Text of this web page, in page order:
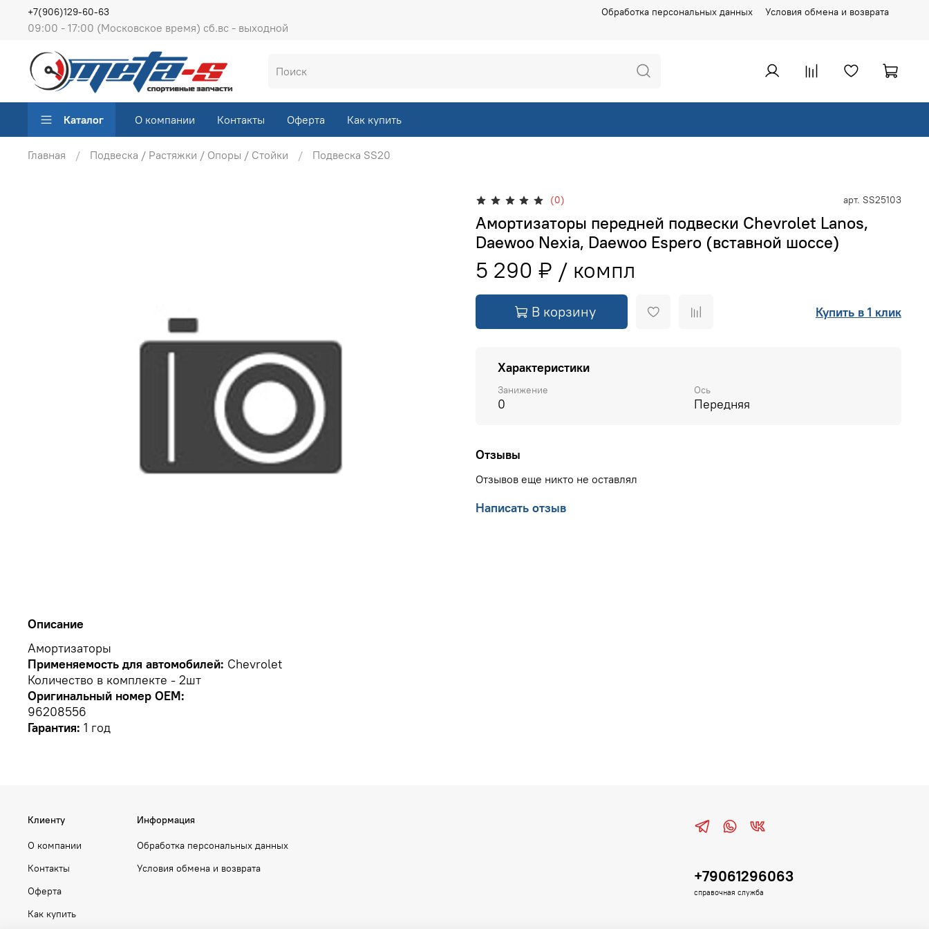
Обработка персональных данных Условия обмена и возврата
09:00 - 17:00 (Московское время) сб.вс - выходной
+7(906)129-60-63
Каталог О компании Контакты Оферта Как купить
Главная Подвеска / Растяжки / Опоры / Стойки Подвеска SS20
(0) арт. SS25103
Амортизаторы передней подвески Chevrolet Lanos,
Daewoo Nexia, Daewoo Espero (вставной шоссе)
5 290 ₽
В корзину Купить в 1 клик
Характеристики
Занижение
0
Ось
Передняя
Отзывы
Отзывов еще никто не оставлял
Написать отзыв
Описание
Амортизаторы
Применяемость для автомобилей: Chevrolet
Количество в комплекте - 2шт
Оригинальный номер OEM:
96208556
Гарантия: 1 год
Клиенту
О компании
Контакты
Оферта
Как купить
Информация
Обработка персональных данных
Условия обмена и возврата
+79061296063
справочная служба